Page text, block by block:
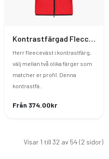
Kontrastfärgad Flecceväst Herr
Herr fleeceväst i kontrastfärg,
välj mellan två olika färger som
matcher er profil. Denna
kontrastfä..
Från 374.00kr
Visar 1 till 32 av 54 (2 sidor)